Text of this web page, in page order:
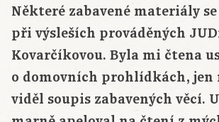
Některé zabavené materiály
při výsleších prováděných
Kovarčíkovou. Byla mi čtena
o domovních prohlídkách, jen
viděl soupis zabavených věcí.